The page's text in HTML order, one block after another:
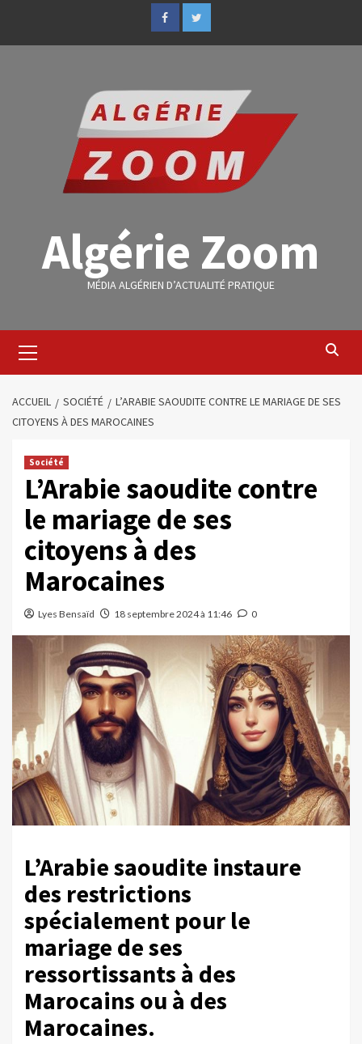
Algérie Zoom
MÉDIA ALGÉRIEN D’ACTUALITÉ PRATIQUE
ACCUEIL SOCIÉTÉ
L’ARABIE SAOUDITE CONTRE LE MARIAGE DE SES
CITOYENS À DES MAROCAINES
Société
L’Arabie saoudite contre
le mariage de ses
citoyens à des
Marocaines
Lyes Bensaïd 18 septembre 2024 à 11:46 0
L’Arabie saoudite instaure
des restrictions
spécialement pour le
mariage de ses
ressortissants à des
Marocains ou à des
Marocaines.